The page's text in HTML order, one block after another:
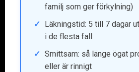
familj som ger förkylning)
Läkningstid: 5 till 7 dagar
i de flesta fall
Smittsam: så länge ögat
eller är rinnigt